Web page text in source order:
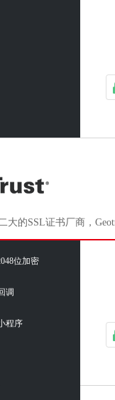
大的SSL证书厂商，
位加密
调
程序